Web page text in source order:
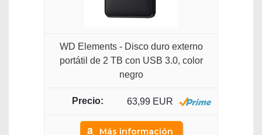
WD Elements - Disco duro externo
portátil de 2 TB con USB 3.0, color
negro
63,99 EUR
Más información